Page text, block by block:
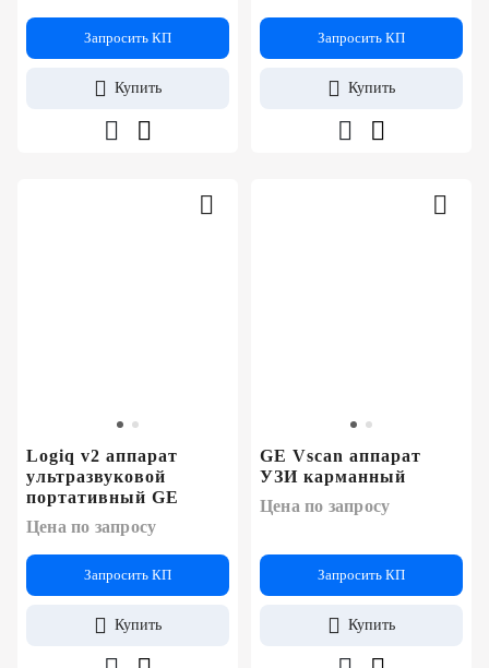
Запросить КП
Купить
Запросить КП
Купить
Logiq v2 аппарат
ультразвуковой
портативный GE
Цена по запросу
Запросить КП
Купить
GE Vscan аппарат
УЗИ карманный
Цена по запросу
Запросить КП
Купить